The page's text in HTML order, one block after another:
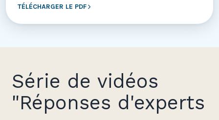
TÉLÉCHARGER LE PDF
Série de vidéos
"Réponses d'experts